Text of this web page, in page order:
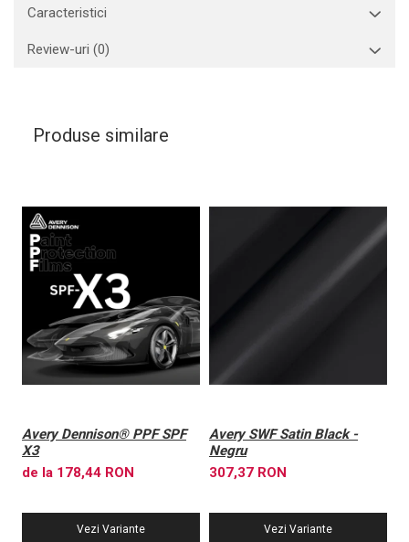
Caracteristici
Review-uri (0)
Produse similare
Avery Dennison® PPF SPF
X3
de la 178,44 RON
Vezi Variante
Avery SWF Satin Black -
Negru
307,37 RON
Vezi Variante